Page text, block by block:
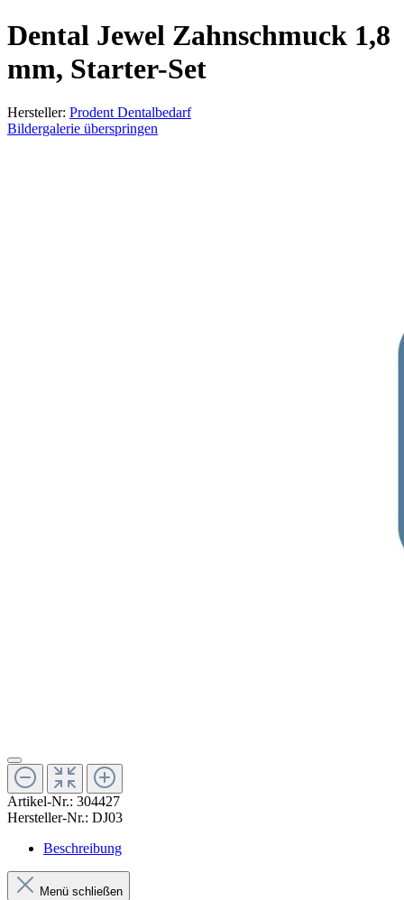
Dental Jewel Zahnschmuck 1,8
mm, Starter-Set
Hersteller: Prodent Dentalbedarf
Bildergalerie überspringen
Artikel-Nr.: 304427
Hersteller-Nr.: DJ03
Beschreibung
Menü schließen